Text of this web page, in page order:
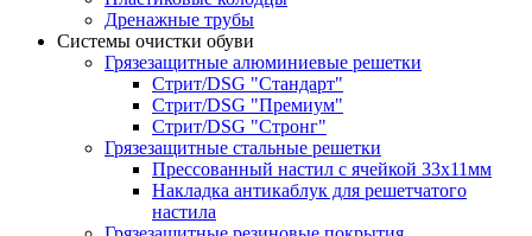
Дренажные трубы
Системы очистки обуви
Грязезащитные алюминиевые решетки
Стрит/DSG "Стандарт"
Стрит/DSG "Премиум"
Стрит/DSG "Стронг"
Грязезащитные стальные решетки
Прессованный настил с ячейкой 33х11мм
Накладка антикаблук для решетчатого
настила